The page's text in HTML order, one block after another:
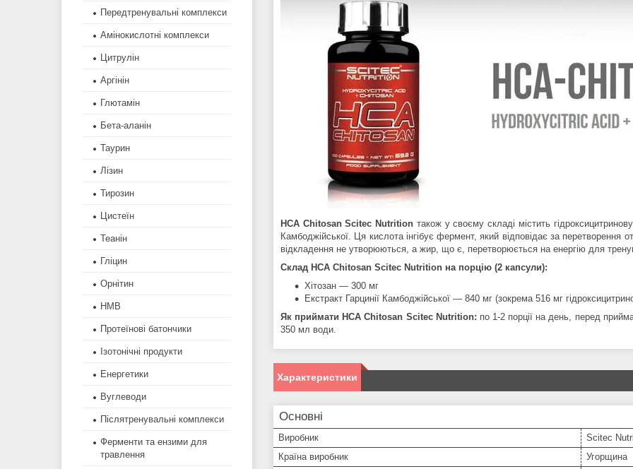
HCA Chitosan Scitec Nutrition також у своєму складі містить
Камбоджійської. Ця кислота інгібує фермент, який відповідає за
відкладення не утворюються, а жир, що є, перетворюється на енергію для
Склад HCA Chitosan Scitec Nutrition на порцію (2 капсули):
Хітозан — 300 мг
Екстракт Гарцинії Камбоджійської — 840 мг (зокрема 516 мг
Як приймати HCA Chitosan Scitec Nutrition: по 1-2 порції на день, перед
350 мл води.
Характеристики
Основні
Виробник
Scitec
Країна виробник
Угорщина
Передтренувальні комплекси
Амінокислотні комплекси
Цитрулін
Аргінін
Глютамін
Бета-аланін
Таурин
Лізин
Тирозин
Цистеїн
Теанін
Гліцин
Орнітин
HMB
Протеїнові батончики
Ізотонічні продукти
Енергетики
Вуглеводи
Післятренувальні комплекси
Ферменти та ензими для
травлення